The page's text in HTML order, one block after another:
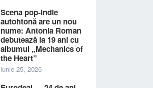
Scena pop-indie
autohtonă are un nou
nume: Antonia Roman
debutează la 19 ani cu
albumul „Mechanics of
the Heart”
iunie 25, 2026